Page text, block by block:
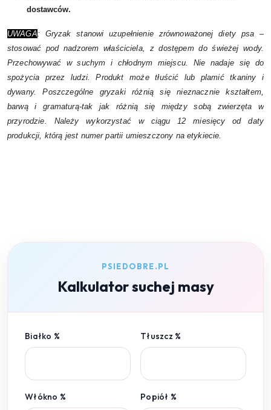
dostawców.
UWAGA: Gryzak stanowi uzupełnienie zrównoważonej diety psa –
stosować pod nadzorem właściciela, z dostępem do świeżej wody.
Przechowywać w suchym i chłodnym miejscu. Nie nadaje się do
spożycia przez ludzi. Produkt może tłuścić lub plamić tkaniny i
dywany. Poszczególne gryzaki różnią się nieznacznie kształtem,
barwą i gramaturą-tak jak różnią się między sobą zwierzęta w
przyrodzie. Należy wykorzystać w ciągu 12 miesięcy od daty
produkcji, którą jest numer partii umieszczony na etykiecie.
PSIEDOBRE.PL
Kalkulator suchej masy
Białko % Tłuszcz %
Włókno % Popiół %